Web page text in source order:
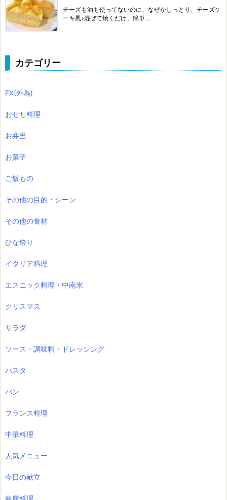
チーズも油も使ってないのに、なぜかしっとり、チーズケ
ーキ風♪混ぜて焼くだけ、簡単 ...
カテゴリー
FX(外為)
おせち料理
お弁当
お菓子
ご飯もの
その他の目的・シーン
その他の食材
ひな祭り
イタリア料理
エスニック料理・中南米
クリスマス
サラダ
ソース・調味料・ドレッシング
パスタ
パン
フランス料理
中華料理
人気メニュー
今日の献立
健康料理